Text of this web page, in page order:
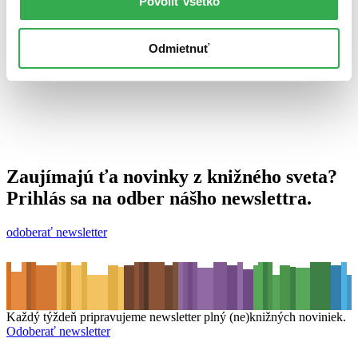
Odmietnuť
Zaujímajú ťa novinky z knižného sveta?
Prihlás sa na odber nášho newslettra.
odoberať newsletter
Každý týždeň pripravujeme newsletter plný (ne)knižných noviniek.
Odoberať newsletter